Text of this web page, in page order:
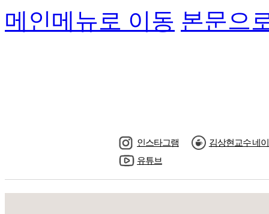
메인메뉴로 이동 본문으
인스타그램
김상현교수 네
유튜브